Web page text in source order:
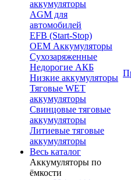
аккумуляторы
AGM для
автомобилей
EFB (Start-Stop)
OEM Аккумуляторы
Сухозаряженные
Недорогие АКБ
Низкие аккумуляторы
Тяговые WET
аккумуляторы
Свинцовые тяговые
аккумуляторы
Литиевые тяговые
аккумуляторы
Весь каталог
Аккумуляторы по
ёмкости